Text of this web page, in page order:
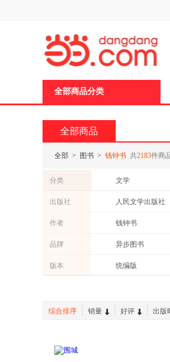
全部商品分类
全部商品
全部 > 图书 > 钱钟书 共2183件商
分类 文学
科普读物
其他语种原版书
出版社 人民文学出版社
河北教育出版社
作者 钱钟书
余秋雨
品牌 异步图书
版本
统编版
综合排序 销量 好评 出版
页